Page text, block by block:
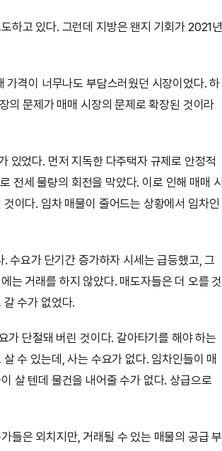
하고 있다. 그런데 지방은 왠지 기회가 2021년
격이 너무나도 부담스러웠던 시장이었다. 하
의 문제가 매매 시장의 문제로 확장된 것이라
있었다. 먼저 지독한 다주택자 규제로 안정적
전세 물량의 회전을 막았다. 이로 인해 매매 시
이다. 임차 매물이 줄어드는 상황에서 임차인
수요가 단기간 증가하자 시세는 급등했고, 그
는 거래를 하지 않았다. 매도자들은 더 오를 것
수가 없었다.
단절돼 버린 것이다. 갈아타기를 해야 하는
수 있는데, 사는 수요가 없다. 임차인들이 매
살 텐데 물건을 내어줄 수가 없다. 상급으로
들은 외치지만, 거래될 수 있는 매물의 공급 부